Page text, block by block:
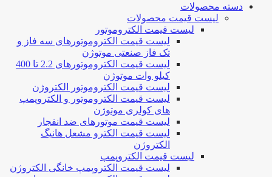
دسته محصولات
لیست قیمت محصولات
لیست قیمت الکتروموتور
لیست قیمت الکتروموتورهای سه فاز و
تک فاز صنعتی موتوژن
لیست قیمت الکتروموتورهای 2.2 تا 400
کیلو وات موتوژن
لیست قیمت الکتروموتور الکتروژن
لیست قیمت الکتروموتور و الکتروپمپ
های کولری موتوژن
لیست قیمت موتورهای ضد انفجار
لیست قیمت الکترو مشعل هانیگ
الکتروژن
لیست قیمت الکتروپمپ
لیست قیمت الکتروپمپ خانگی الکتروژن